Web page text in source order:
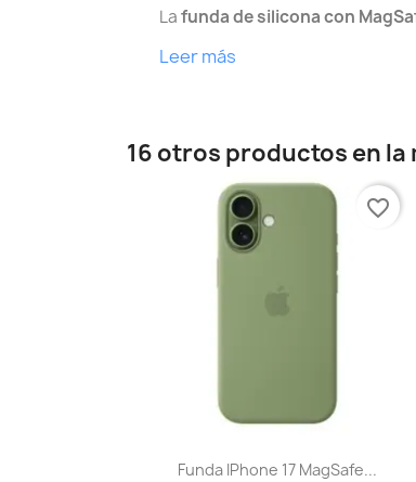
Lafunda de silicona con
Leer más
16 otros productos en
Vista rápida
Funda IPhone 17 MagSafe...
favorite_border